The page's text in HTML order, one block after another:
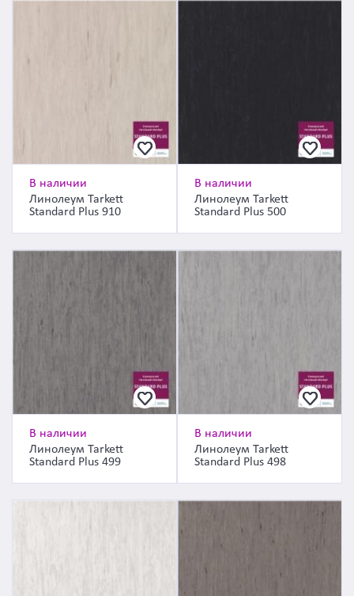
В наличии
Линолеум Tarkett
Standard Plus 910
В наличии
Линолеум Tarkett
Standard Plus 500
В наличии
Линолеум Tarkett
Standard Plus 499
В наличии
Линолеум Tarkett
Standard Plus 498